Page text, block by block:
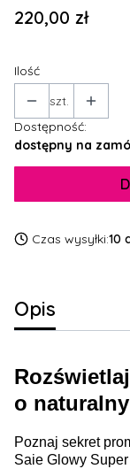
Cena
220,00 zł
Ilość
szt.
Dostępność:
dostępny na
Czas wysyłki:10
Opis
o
Poznaj sekret
Saie Glowy